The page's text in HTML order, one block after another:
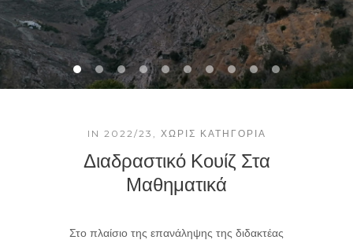
IN 2022/23 , ΧΩΡΊΣ ΚΑΤΗΓΟΡΊΑ
Διαδραστικό Κουίζ Στα
Μαθηματικά
Στο πλαίσιο της επανάληψης της διδακτέας